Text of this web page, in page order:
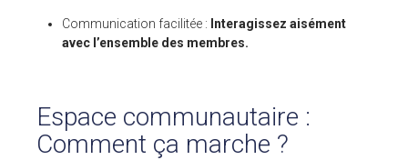
REJOIGNEZ-NOUS
Communication facilitée : Interagissez aisément
avec l’ensemble des membres.
Espace communautaire :
Comment ça marche ?